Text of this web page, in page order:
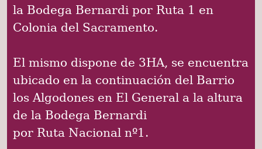
la Bodega Bernardi por Ruta 1 en
Colonia del Sacramento.
El mismo dispone de 3HA, se encuentra
ubicado en la continuación del Barrio
los Algodones en El General a la altura
de la Bodega Bernardi
por Ruta Nacional nº1.